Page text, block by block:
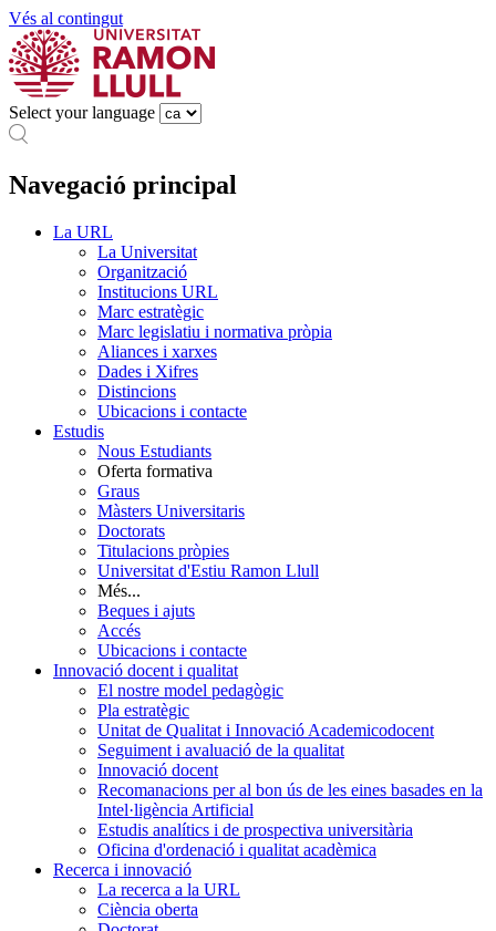
Vés al contingut
Select your language
Navegació principal
La URL
La Universitat
Organització
Institucions URL
Marc estratègic
Marc legislatiu i normativa pròpia
Aliances i xarxes
Dades i Xifres
Distincions
Ubicacions i contacte
Estudis
Nous Estudiants
Oferta formativa
Graus
Màsters Universitaris
Doctorats
Titulacions pròpies
Universitat d'Estiu Ramon Llull
Més...
Beques i ajuts
Accés
Ubicacions i contacte
Innovació docent i qualitat
El nostre model pedagògic
Pla estratègic
Unitat de Qualitat i Innovació Academicodocent
Seguiment i avaluació de la qualitat
Innovació docent
Recomanacions per al bon ús de les eines basades en la
Intel·ligència Artificial
Estudis analítics i de prospectiva universitària
Oficina d'ordenació i qualitat acadèmica
Recerca i innovació
La recerca a la URL
Ciència oberta